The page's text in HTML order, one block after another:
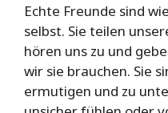
Echte Freunde sind
selbst. Sie teilen
hören uns zu und
wir sie brauchen. Sie
ermutigen und zu